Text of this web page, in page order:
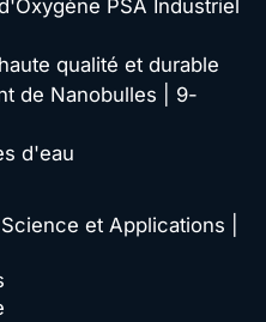
PSA Industriel
qualité et durable
de Nanobulles | 9-
d'eau
et Applications |